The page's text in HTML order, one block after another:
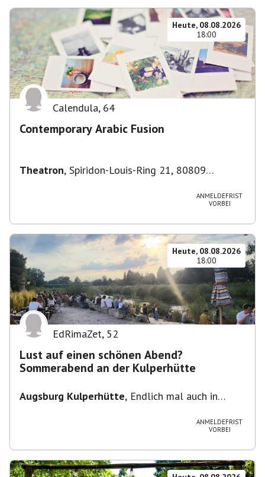
Heute, 08.08.2026
18:00
Calendula, 64
Contemporary Arabic Fusion
Theatron, Spiridon-Louis-Ring 21, 80809
ANMELDEFRIST
VORBEI
Heute, 08.08.2026
18:00
EdRimaZet, 52
Lust auf einen schönen Abend?
Sommerabend an der Kulperhütte
Augsburg Kulperhütte, Endlich mal auch in
ANMELDEFRIST
VORBEI